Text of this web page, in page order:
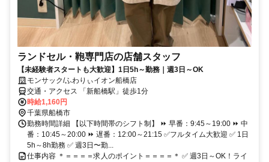
ランドセル・鞄専門店の店舗スタッフ
【未経験者スタートも大歓迎】1日5h～勤務｜週3日～OK
モンサック/ふわりぃイオン船橋店
交通・アクセス 「新船橋駅」徒歩1分
時給1,160円
千葉県船橋市
勤務時間詳細 【以下時間帯のシフト制】 ⏩ 早番：9:45～19:00 ⏩ 中
番：10:45～20:00 ⏩ 遅番：12:00～21:15 ✅フルタイム大歓迎 ✅ 1日
5h～8h勤務 ✅ 週3日〜勤...
仕事内容 ＊＝＝＝＝求人のポイント＝＝＝＝＊ ✅ 週3日～OK！ライ